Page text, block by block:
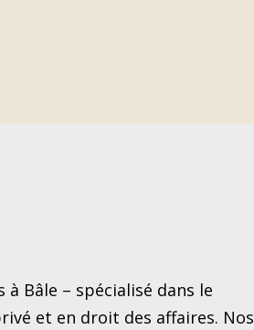
Bâle – spécialisé dans le
et en droit des affaires. Nos